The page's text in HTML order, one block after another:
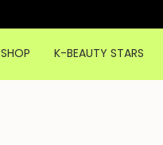
SHOP K-BEAUTY STARS